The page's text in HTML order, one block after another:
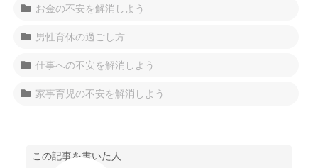
お金の不安を解消しよう
男性育休の過ごし方
仕事への不安を解消しよう
家事育児の不安を解消しよう
この記事を書いた人